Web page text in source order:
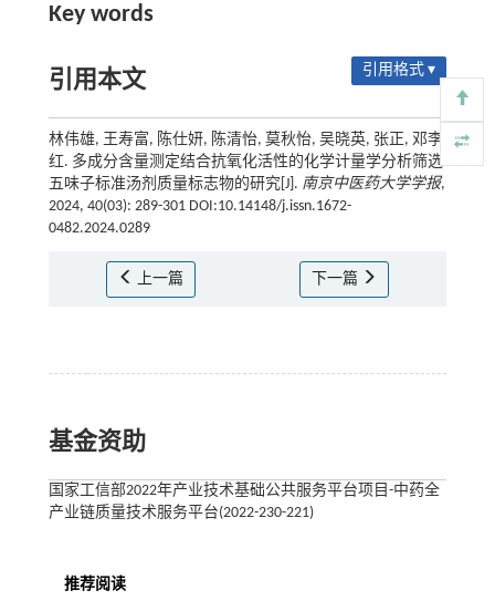
Key words
引用本文 引用格式 ▾
林伟雄, 王寿富, 陈仕妍, 陈清怡, 莫秋怡, 吴晓英, 张正, 邓李
红. 多成分含量测定结合抗氧化活性的化学计量学分析筛选
五味子标准汤剂质量标志物的研究[J]. 南京中医药大学学报,
2024, 40(03): 289-301 DOI:10.14148/j.issn.1672-
0482.2024.0289
上一篇 下一篇
基金资助
国家工信部2022年产业技术基础公共服务平台项目-中药全
产业链质量技术服务平台(2022-230-221)